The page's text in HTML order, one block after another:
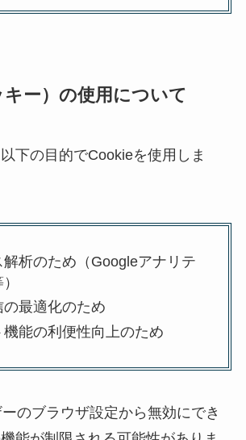
ー）の使用について
下の目的でCookieを使用しま
解析のため（Googleアナリテ
の最適化のため
機能の利便性向上のため
のブラウザ設定から無効にでき